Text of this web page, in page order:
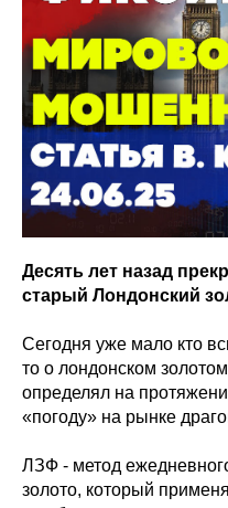
Десять лет назад
старый Лондонский
Сегодня уже мало кто
то о лондонском
определял на
«погоду» на рынке
ЛЗФ - метод
золото, который